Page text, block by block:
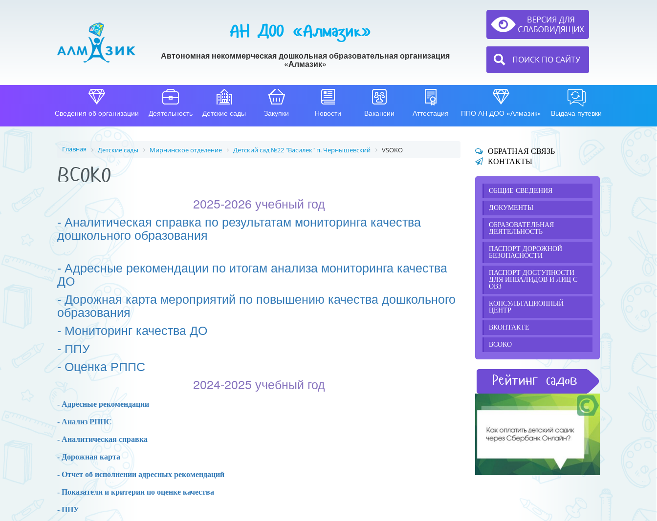
АН ДОО «Алмазик»
Автономная некоммерческая дошкольная образовательная организация
«Алмазик» ПОИСК ПО САЙТУ
Сведения об организации Деятельность Детские сады Закупки Новости Вакансии Аттестация ППО АН ДОО «Алмазик» Выдача путевки
Главная Детские сады Мирнинское отделение Детский сад №22 "Василек" п. Чернышевский VSOKO
ВСОКО
2025-2026 учебный год
- Аналитическая справка по результатам мониторинга качества
дошкольного образования
- Адресные рекомендации по итогам анализа мониторинга качества
ДО
- Дорожная карта мероприятий по повышению качества дошкольного
образования
- Мониторинг качества ДО
- ППУ
- Оценка РППС
2024-2025 учебный год
- Адресные рекомендации
- Анализ РППС
- Аналитическая справка
- Дорожная карта
- Отчет об исполнении адресных рекомендаций
- Показатели и критерии по оценке качества
- ППУ
ОБРАТНАЯ СВЯЗЬ
КОНТАКТЫ
ОБЩИЕ СВЕДЕНИЯ
ДОКУМЕНТЫ
ОБРАЗОВАТЕЛЬНАЯ
ДЕЯТЕЛЬНОСТЬ
ПАСПОРТ ДОРОЖНОЙ
БЕЗОПАСНОСТИ
ПАСПОРТ ДОСТУПНОСТИ
ДЛЯ ИНВАЛИДОВ И ЛИЦ С
ОВЗ
КОНСУЛЬТАЦИОННЫЙ
ЦЕНТР
ВКОНТАКТЕ
ВСОКО
Рейтинг садов